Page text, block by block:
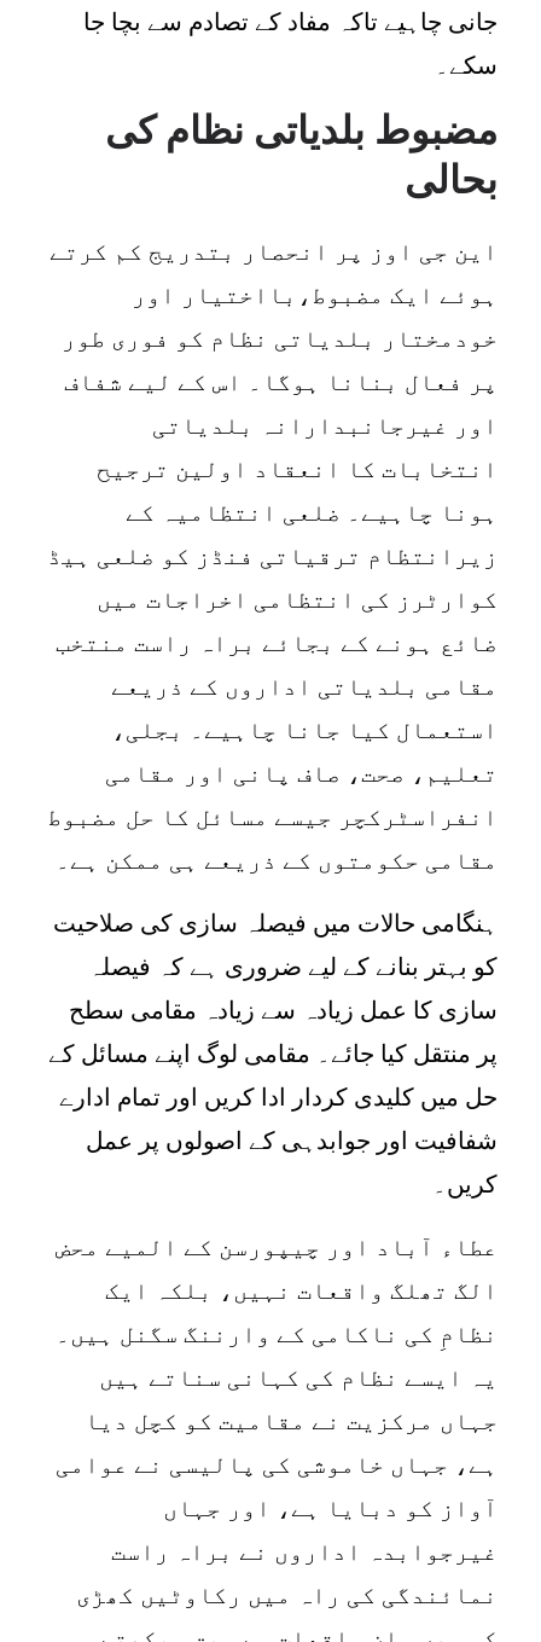
جانی چاہیے تاکہ مفاد کے تصادم سے بچا جا
سکے۔
مضبوط بلدیاتی نظام کی
بحالی
این جی اوز پر انحصار بتدریج کم کرتے
ہوئے ایک مضبوط،بااختیار اور
خودمختار بلدیاتی نظام کو فوری طور
پر فعال بنانا ہوگا۔ اس کے لیے شفاف
اور غیرجانبدارانہ بلدیاتی
انتخابات کا انعقاد اولین ترجیح
ہونا چاہیے۔ ضلعی انتظامیہ کے
زیرانتظام ترقیاتی فنڈز کو ضلعی ہیڈ
کوارٹرز کی انتظامی اخراجات میں
ضائع ہونے کے بجائے براہ راست منتخب
مقامی بلدیاتی اداروں کے ذریعے
استعمال کیا جانا چاہیے۔ بجلی،
تعلیم، صحت، صاف پانی اور مقامی
انفراسٹرکچر جیسے مسائل کا حل مضبوط
مقامی حکومتوں کے ذریعے ہی ممکن ہے۔
ہنگامی حالات میں فیصلہ سازی کی صلاحیت
کو بہتر بنانے کے لیے ضروری ہے کہ فیصلہ
سازی کا عمل زیادہ سے زیادہ مقامی سطح
پر منتقل کیا جائے۔ مقامی لوگ اپنے مسائل کے
حل میں کلیدی کردار ادا کریں اور تمام ادارے
شفافیت اور جوابدہی کے اصولوں پر عمل
کریں۔
عطاء آباد اور چیپورسن کے المیے محض
الگ تھلگ واقعات نہیں، بلکہ ایک
نظامِ کی ناکامی کے وارننگ سگنل ہیں۔
یہ ایسے نظام کی کہانی سناتے ہیں
جہاں مرکزیت نے مقامیت کو کچل دیا
ہے، جہاں خاموشی کی پالیسی نے عوامی
آواز کو دبایا ہے، اور جہاں
غیرجوابدہ اداروں نے براہ راست
نمائندگی کی راہ میں رکاوٹیں کھڑی